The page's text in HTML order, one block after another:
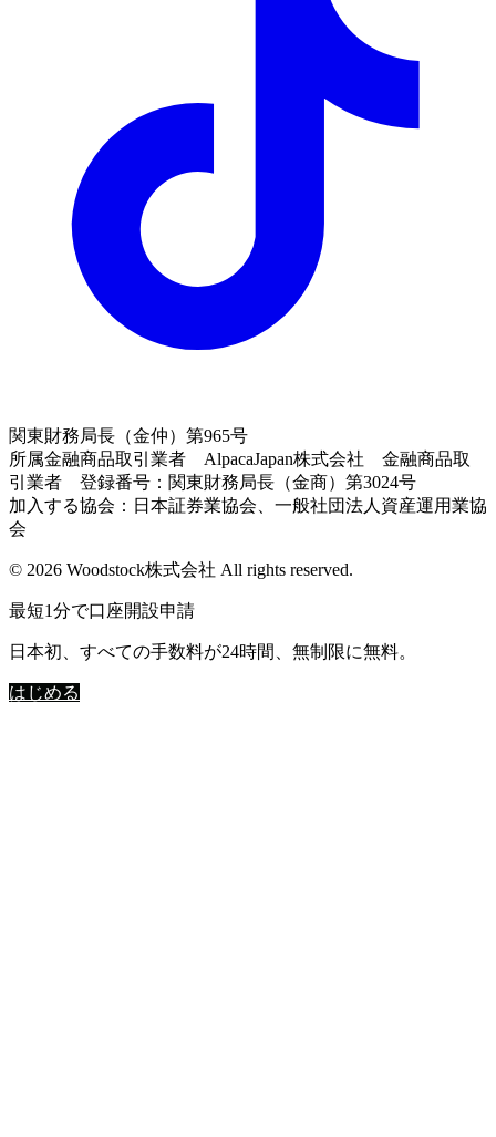
関東財務局長（金仲）第965号
所属金融商品取引業者 AlpacaJapan株式会社 金融商品取
引業者 登録番号：関東財務局長（金商）第3024号
加入する協会：日本証券業協会、一般社団法人資産運用業協
会
© 2026 Woodstock株式会社 All rights reserved.
最短1分で口座開設申請
日本初、すべての手数料が24時間、無制限に無料。
はじめる